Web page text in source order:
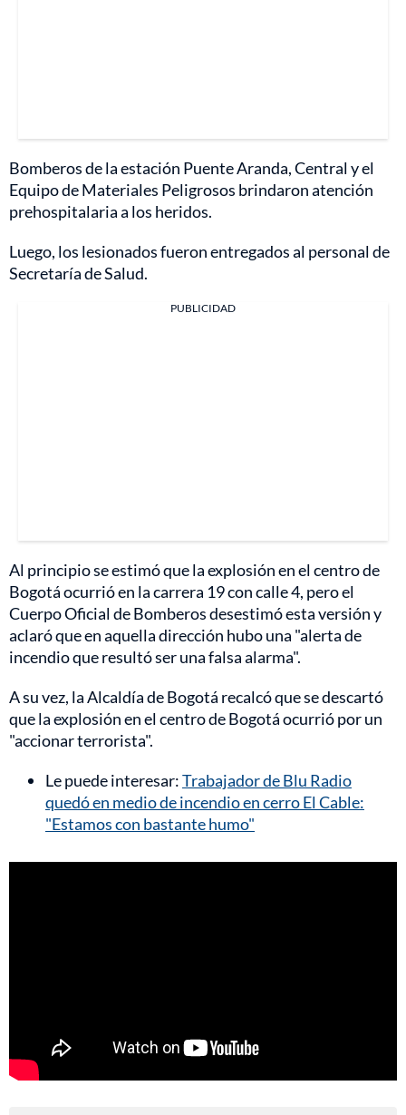
Bomberos de la estación Puente Aranda, Central y el
Equipo de Materiales Peligrosos brindaron atención
prehospitalaria a los heridos.
Luego, los lesionados fueron entregados al personal de
Secretaría de Salud.
PUBLICIDAD
Al principio se estimó que la explosión en el centro de
Bogotá ocurrió en la carrera 19 con calle 4, pero el
Cuerpo Oficial de Bomberos desestimó esta versión y
aclaró que en aquella dirección hubo una "alerta de
incendio que resultó ser una falsa alarma".
A su vez, la Alcaldía de Bogotá recalcó que se descartó
que la explosión en el centro de Bogotá ocurrió por un
"accionar terrorista".
Le puede interesar:Trabajador de Blu Radio
quedó en medio de incendio en cerro El Cable:
"Estamos con bastante humo"